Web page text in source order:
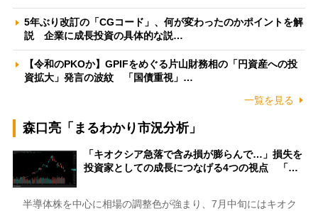
5年ぶり改訂の「CGコード」、何が変わったのかポイントを解
説 企業に成長投資の具体的な説…
【令和のPKOか】GPIFをめぐる片山財務相の「円資産への投
資拡大」発言の波紋 「国債重視」…
一覧を見る
森口亮「まるわかり市況分析」
「キオクシア急落で含み損が膨らんで…」損失を
投資家としての成長につなげる4つの視点 「…
半導体株を中心に相場の調整色が強まり、7月中旬にはキオク